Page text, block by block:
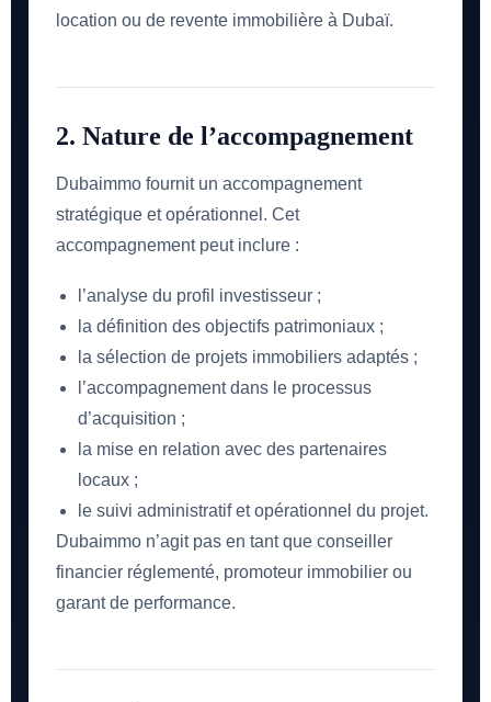
location ou de revente immobilière à Dubaï.
2. Nature de l’accompagnement
Dubaimmo fournit un accompagnement
stratégique et opérationnel. Cet
accompagnement peut inclure :
l’analyse du profil investisseur ;
la définition des objectifs patrimoniaux ;
la sélection de projets immobiliers adaptés ;
l’accompagnement dans le processus
d’acquisition ;
la mise en relation avec des partenaires
locaux ;
le suivi administratif et opérationnel du projet.
Dubaimmo n’agit pas en tant que conseiller
financier réglementé, promoteur immobilier ou
garant de performance.